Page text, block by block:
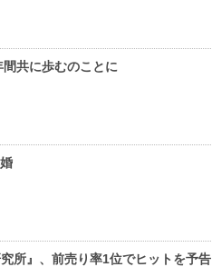
共に歩むのことに
所』、前売り率1位でヒットを予告